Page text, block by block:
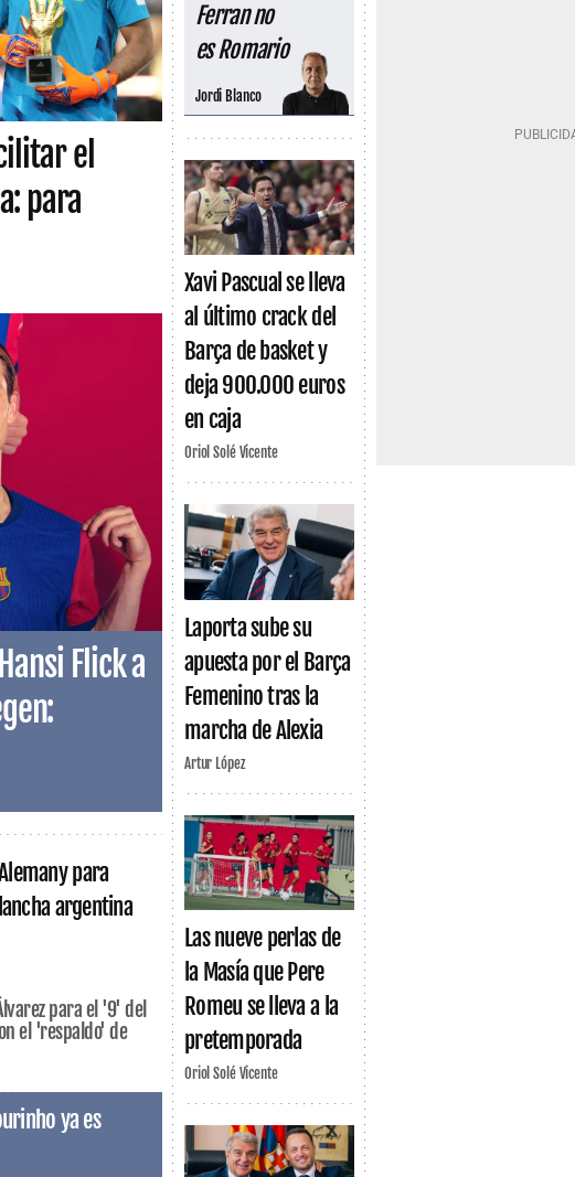
el
para
Flick a
para
argentina
para el '9' del
el 'respaldo' de
ya es
Ferran no
es Romario
Jordi Blanco
Xavi Pascual se lleva
al último crack del
Barça de basket y
deja 900.000 euros
en caja
Oriol Solé Vicente
Laporta sube su
apuesta por el Barça
Femenino tras la
marcha de Alexia
Artur López
Las nueve perlas de
la Masía que Pere
Romeu se lleva a la
pretemporada
Oriol Solé Vicente